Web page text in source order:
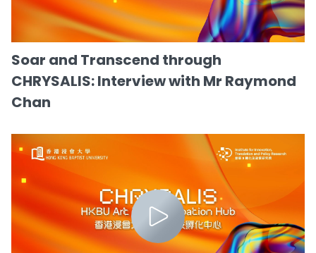
Soar and Transcend through
CHRYSALIS: Interview with Mr Raymond
Chan